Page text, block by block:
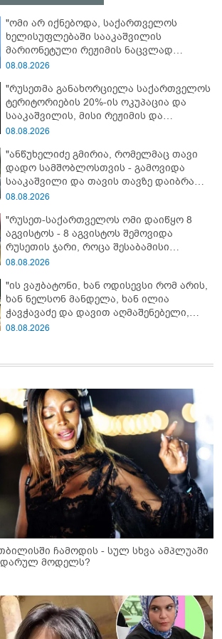
"ომი არ იქნებოდა, საქართველოს
ხელისუფლებაში სააკაშვილის
მარიონეტული რეჟიმის ნაცვლად
„ქართული ოცნების“ მსგავსი
2008 წლის ომი თუ არ იქნებოდა, დიდი
ალბათობით, არც უკრაინის ომი
იქნებოდა"
08.08.2026
"რუსეთმა განახორციელა საქართველოს
ტერიტორიების 20%-ის ოკუპაცია და
სააკაშვილის, მისი რეჟიმის და
„ნაცმოძრაობის“ ღალატი ვერანაირად
დანაშაული ჩვენი სახელმწიფოს წინაშე"
08.08.2026
"ანწუხელიძე გმირია, რომელმაც თავი
დადო სამშობლოსთვის - გამოვიდა
სააკაშვილი და თავის თავზე დაიბრალა
ანწუხელიძის გმირობა, სამარცხვინო
სააკაშვილისთვის შეგინებას თუ რაღაც
ამგვარს სთხოვდნენ მას"
08.08.2026
"რუსეთ-საქართველოს ომი დაიწყო 8
აგვისტოს - 8 აგვისტოს შემოვიდა
რუსეთის ჯარი, როცა შესაბამისი
განცხადება გააკეთა რუსეთის
რაც მოხდა, ეს იყო ის, რომ სააკაშვილის
რეჟიმმა დაბომბა ცხინვალი"
08.08.2026
"ის ვაჟბატონი, ხან ოდისევსი რომ არის,
ხან ნელსონ მანდელა, ხან ილია
ჭავჭავაძე და დავით აღმაშენებელი,
სინამდვილეში, ერთი საცოდავი,
08.08.2026
ჩამოდის - სულ სხვა ამპლუაში
მოდელს?